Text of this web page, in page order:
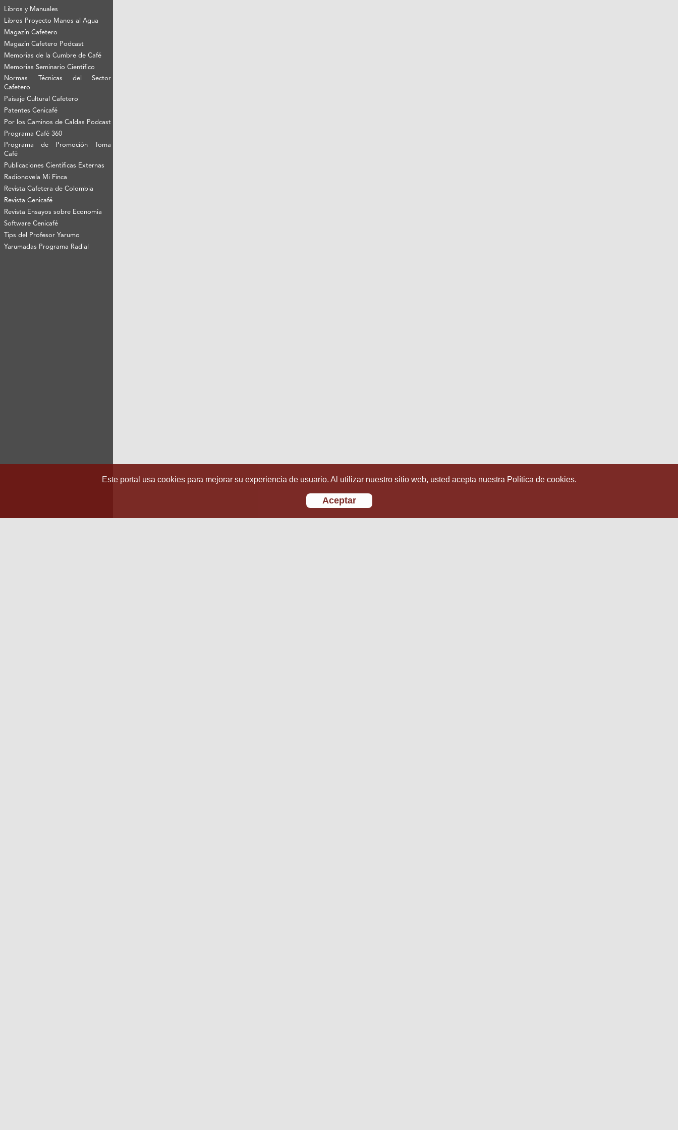
Libros y Manuales
Libros Proyecto Manos al Agua
Magazín Cafetero
Magazín Cafetero Podcast
Memorias de la Cumbre de Café
Memorias Seminario Científico
Normas Técnicas del Sector
Cafetero
Paisaje Cultural Cafetero
Patentes Cenicafé
Por los Caminos de Caldas Podcast
Programa Café 360
Programa de Promoción Toma
Café
Publicaciones Científicas Externas
Radionovela Mi Finca
Revista Cafetera de Colombia
Revista Cenicafé
Revista Ensayos sobre Economía
Software Cenicafé
Tips del Profesor Yarumo
Yarumadas Programa Radial
Este portal usa cookies para mejorar su experiencia de usuario. Al utilizar nuestro sitio web, usted acepta nuestra Política de cookies.
Aceptar